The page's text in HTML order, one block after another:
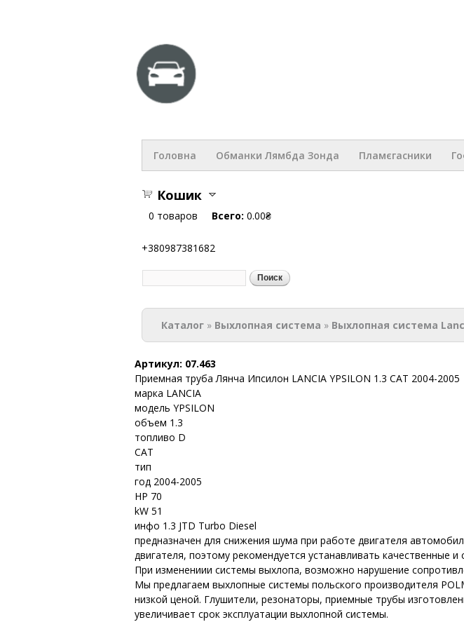
Головна Обманки Лямбда Зонда Пламєгасники
Кошик
0 товаров Всего: 0.00₴
+380987381682
Форма поиска
Вы здесь
Каталог » Выхлопная система » Выхлопная система
Артикул: 07.463
Приемная труба Лянча Ипсилон LANCIA YPSILON 1.3 CAT 2004-2005
марка LANCIA
модель YPSILON
объем 1.3
топливо D
CAT
тип
год 2004-2005
HP 70
kW 51
инфо 1.3 JTD Turbo Diesel
предназначен для снижения шума при работе двигателя
двигателя, поэтому рекомендуется устанавливать
При изменениии системы выхлопа, возможно нарушение
Мы предлагаем выхлопные системы польского производителя
низкой ценой. Глушители, резонаторы, приемные трубы
увеличивает срок эксплуатации выхлопной системы.